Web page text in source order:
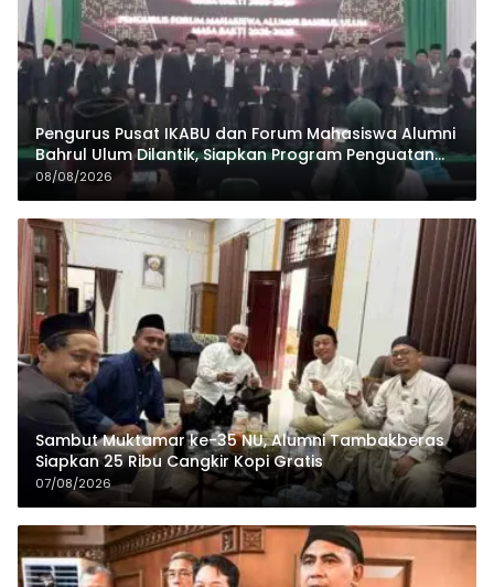
Pengurus Pusat IKABU dan Forum Mahasiswa Alumni
Bahrul Ulum Dilantik, Siapkan Program Penguatan
Organisasi dan Ekonomi
08/08/2026
Sambut Muktamar ke-35 NU, Alumni Tambakberas
Siapkan 25 Ribu Cangkir Kopi Gratis
07/08/2026